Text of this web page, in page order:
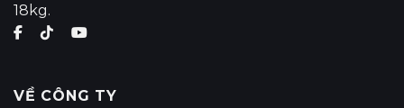
18kg.
VỀ CÔNG TY